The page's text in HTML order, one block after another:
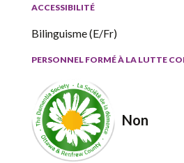
ACCESSIBILITÉ
Bilinguisme (E/Fr)
PERSONNEL FORMÉ À LA LUTTE
Non